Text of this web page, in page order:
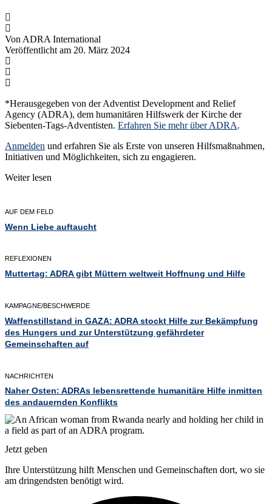
Von ADRA International
Veröffentlicht am 20. März 2024
*Herausgegeben von der Adventist Development and Relief
Agency (ADRA), dem humanitären Hilfswerk der Kirche der
Siebenten-Tags-Adventisten. Erfahren Sie mehr über ADRA.
Anmelden und erfahren Sie als Erste von unseren Hilfsmaßnahmen,
Initiativen und Möglichkeiten, sich zu engagieren.
Weiter lesen
AUF DEM FELD
Wenn Liebe auftaucht
REFLEXIONEN
Muttertag: ADRA gibt Müttern weltweit Hoffnung und Hilfe
KAMPAGNE/BESCHWERDE
Waffenstillstand in GAZA: ADRA stockt Hilfe zur Bekämpfung
des Hungers und zur Unterstützung gefährdeter
Gemeinschaften auf
NACHRICHTEN
Naher Osten: ADRAs lebensrettende humanitäre Hilfe inmitten
des andauernden Konflikts
Jetzt geben
Ihre Unterstützung hilft Menschen und Gemeinschaften dort, wo sie
am dringendsten benötigt wird.